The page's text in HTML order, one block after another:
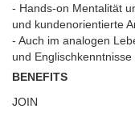
- Hands-on Mentalität
und kundenorientierte
- Auch im analogen
und Englischkenntnisse
BENEFITS
JOIN